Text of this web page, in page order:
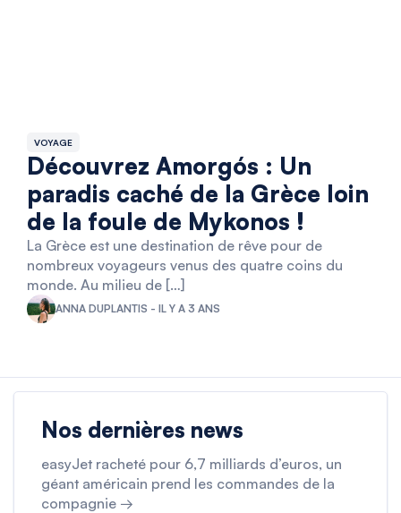
VOYAGE
Découvrez Amorgós : Un
paradis caché de la Grèce loin
de la foule de Mykonos !
La Grèce est une destination de rêve pour de
nombreux voyageurs venus des quatre coins du
monde. Au milieu de […]
ANNA DUPLANTIS - IL Y A 3 ANS
Nos dernières news
easyJet racheté pour 6,7 milliards d’euros, un
géant américain prend les commandes de la
compagnie →